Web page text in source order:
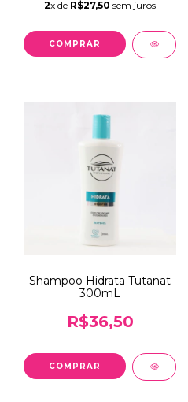
2x de R$27,50 sem juros
Shampoo Hidrata Tutanat
300mL
R$36,50